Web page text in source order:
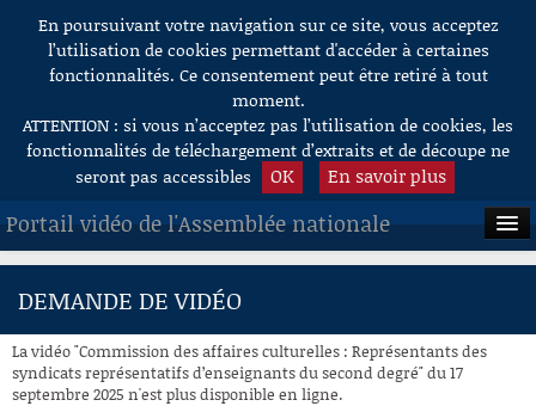
Aller au contenu
En poursuivant votre navigation sur ce site, vous acceptez
l’utilisation de cookies permettant d'accéder à certaines
fonctionnalités. Ce consentement peut être retiré à tout
moment.
ATTENTION : si vous n’acceptez pas l’utilisation de cookies, les
fonctionnalités de téléchargement d’extraits et de découpe ne
seront pas accessibles
OK En savoir plus
Portail vidéo de l'Assemblée nationale
ACCUEIL
À LA DEMANDE
DEMANDE DE VIDÉO
La vidéo "Commission des affaires culturelles : Représentants des
syndicats représentatifs d’enseignants du second degré" du 17
septembre 2025 n'est plus disponible en ligne.